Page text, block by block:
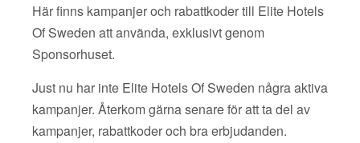
Här finns kampanjer och rabattkoder till Elite Hotels
Of Sweden att använda, exklusivt genom
Sponsorhuset.
Just nu har inte Elite Hotels Of Sweden några aktiva
kampanjer. Återkom gärna senare för att ta del av
kampanjer, rabattkoder och bra erbjudanden.